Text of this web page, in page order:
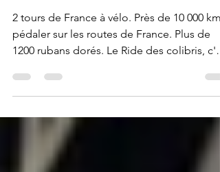
de cœur
2 tours de France à vélo. Près de 10 000 km
pédaler sur les routes de France. Plus de
1200 rubans dorés. Le Ride des colibris, c'est